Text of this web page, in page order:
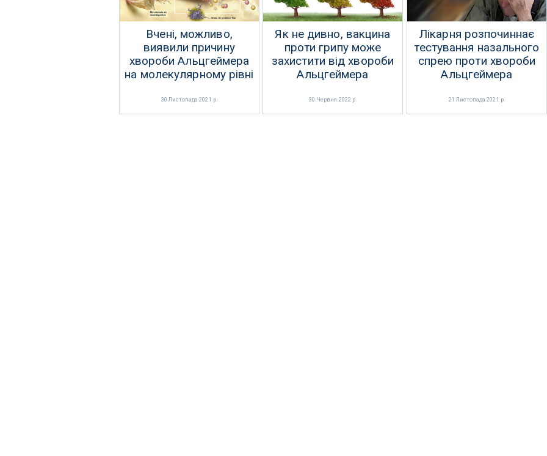
Вчені, можливо,
виявили причину
хвороби Альцгеймера
на молекулярному рівні
30 Листопада 2021 р.
Як не дивно, вакцина
проти грипу може
захистити від хвороби
Альцгеймера
30 Червня 2022 р.
Лікарня розпочиннає
тестування назального
спрею проти хвороби
Альцгеймера
21 Листопада 2021 р.